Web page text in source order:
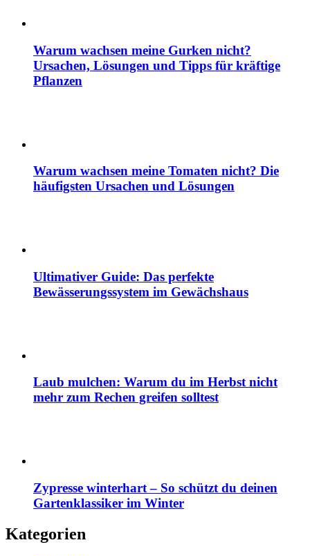
Warum wachsen meine Gurken nicht?
Ursachen, Lösungen und Tipps für kräftige
Pflanzen
Warum wachsen meine Tomaten nicht? Die
häufigsten Ursachen und Lösungen
Ultimativer Guide: Das perfekte
Bewässerungssystem im Gewächshaus
Laub mulchen: Warum du im Herbst nicht
mehr zum Rechen greifen solltest
Zypresse winterhart – So schützt du deinen
Gartenklassiker im Winter
Kategorien